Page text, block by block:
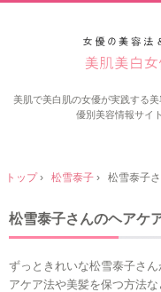
美肌で美白肌の女優が実践する
優別美容情報サ
トップ› 松雪泰子 › 松雪泰子
松雪泰子さんのヘアケ
ずっときれいな松雪泰子さ
アケア法や美髪を保つ方法